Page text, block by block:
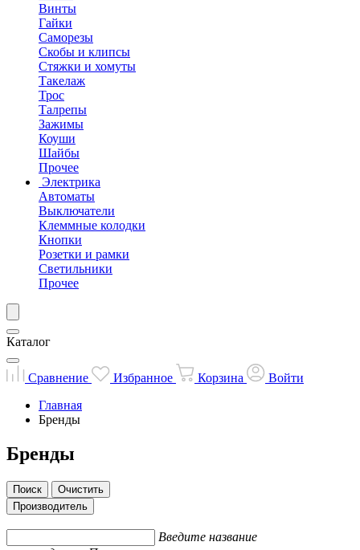
Винты
Гайки
Саморезы
Скобы и клипсы
Стяжки и хомуты
Такелаж
Трос
Талрепы
Зажимы
Коуши
Шайбы
Прочее
Электрика
Автоматы
Выключатели
Клеммные колодки
Кнопки
Розетки и рамки
Светильники
Прочее
Каталог
Сравнение Избранное Корзина
Войти
Главная
Бренды
Бренды
Поиск
Очистить
Производитель
Введите название